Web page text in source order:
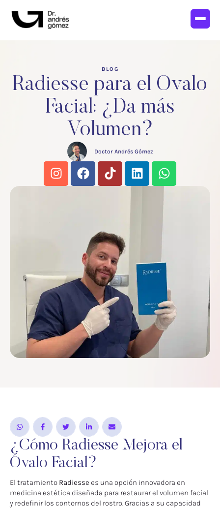
BLOG
Radiesse para el Ovalo
Facial: ¿Da más
Volumen?
Doctor Andrés Gómez
¿Cómo Radiesse Mejora el
Óvalo Facial?
El tratamiento Radiesse es una opción innovadora en
medicina estética diseñada para restaurar el volumen facial
y redefinir los contornos del rostro. Gracias a su capacidad